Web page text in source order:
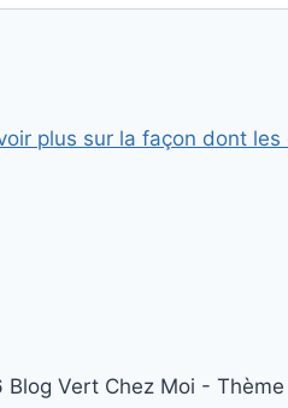
plus sur la façon dont
Vert Chez Moi - Thème